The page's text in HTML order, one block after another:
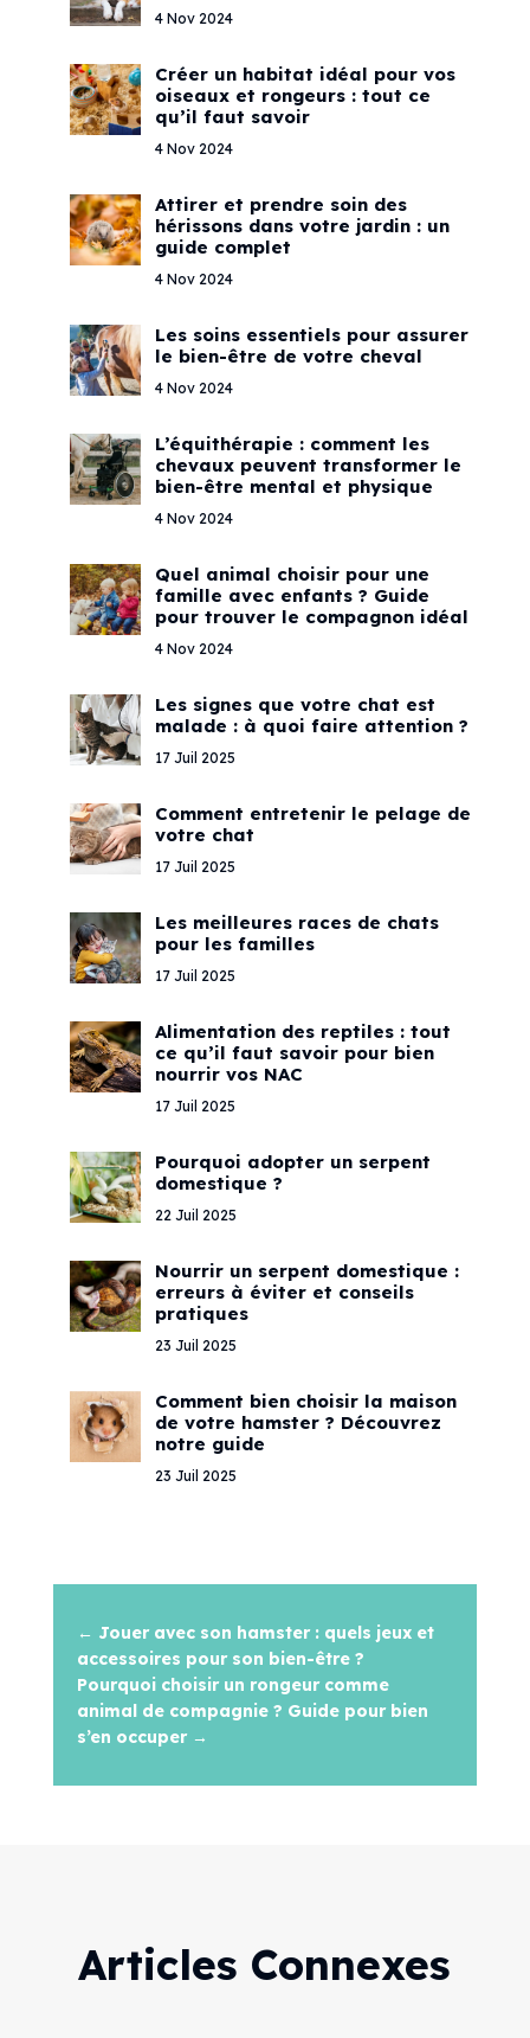
4 Nov 2024
Créer un habitat idéal pour vos
oiseaux et rongeurs : tout ce
qu’il faut savoir
4 Nov 2024
Attirer et prendre soin des
hérissons dans votre jardin : un
guide complet
4 Nov 2024
Les soins essentiels pour assurer
le bien-être de votre cheval
4 Nov 2024
L’équithérapie : comment les
chevaux peuvent transformer le
bien-être mental et physique
4 Nov 2024
Quel animal choisir pour une
famille avec enfants ? Guide
pour trouver le compagnon idéal
4 Nov 2024
Les signes que votre chat est
malade : à quoi faire attention ?
17 Juil 2025
Comment entretenir le pelage de
votre chat
17 Juil 2025
Les meilleures races de chats
pour les familles
17 Juil 2025
Alimentation des reptiles : tout
ce qu’il faut savoir pour bien
nourrir vos NAC
17 Juil 2025
Pourquoi adopter un serpent
domestique ?
22 Juil 2025
Nourrir un serpent domestique :
erreurs à éviter et conseils
pratiques
23 Juil 2025
Comment bien choisir la maison
de votre hamster ? Découvrez
notre guide
23 Juil 2025
← Jouer avec son hamster : quels jeux et
accessoires pour son bien-être ?
Pourquoi choisir un rongeur comme
animal de compagnie ? Guide pour bien
s’en occuper→
Articles Connexes